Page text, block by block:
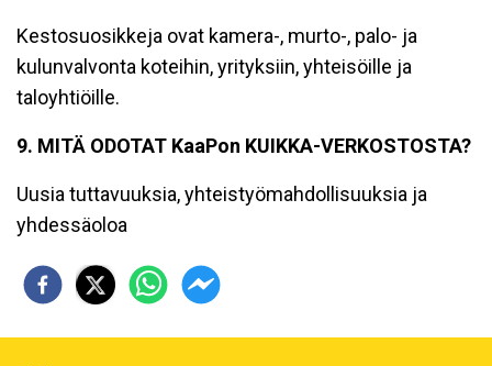
Kestosuosikkeja ovat kamera-, murto-, palo- ja
kulunvalvonta koteihin, yrityksiin, yhteisöille ja
taloyhtiöille.
9. MITÄ ODOTAT KaaPon KUIKKA-VERKOSTOSTA?
Uusia tuttavuuksia, yhteistyömahdollisuuksia ja
yhdessäoloa